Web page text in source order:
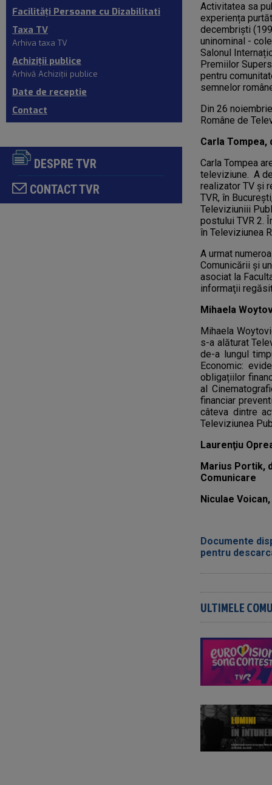
Facilități Persoane cu Dizabilitati
Taxa TV
Arhiva taxa TV
Achiziţii publice
Arhivă Achiziții publice
Date de receptie
Contact
DESPRE TVR
CONTACT TVR
Activitatea sa
experiența
decembriști
uninominal -
Salonul
Premiilor
pentru
semnelor
Din 26
Române de
Carla Tompea,
Carla Tompea
televiziune. A
realizator TV şi
TVR, în
Televiziuniii
postului TVR 2.
în Televiziunea
A urmat
Comunicării şi
asociat la
informaţii
Mihaela
Mihaela
s-a alăturat
de-a lungul
Economic:
obligațiilor
al
financiar
câteva dintre
Televiziunea
Laurenţiu
Marius Portik,
Comunicare
Niculae
Documente
pentru
ULTIMELE